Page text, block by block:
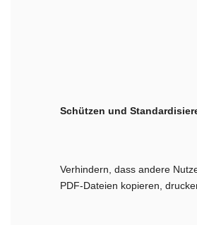
Schützen und
Verhindern, dass andere
PDF-Dateien kopieren,